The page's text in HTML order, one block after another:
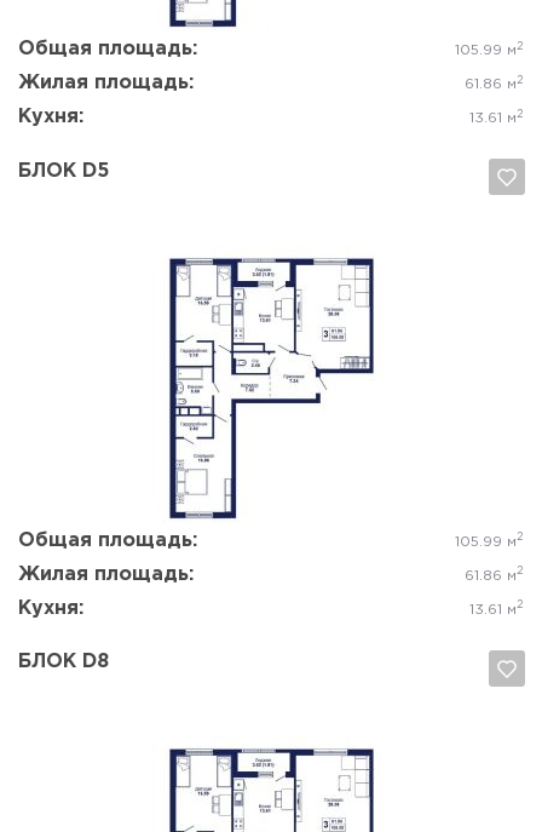
Общая площадь: 105.99 м 2
Жилая площадь: 61.86 м 2
Кухня: 13.61 м 2
БЛОК D5
Общая площадь: 105.99 м 2
Жилая площадь: 61.86 м 2
Кухня: 13.61 м 2
Да, удалить Отмена
БЛОК D8